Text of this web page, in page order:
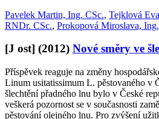
Pavelek Martin, Ing. CSc., Tejklová
RNDr. CSc., Prokopová Miroslava,
[J ost] (2012) Nové směry ve
Příspěvek reaguje na změny
Linum usitatissimum L. pěstovaného v
šlechtění přadného lnu bylo v České
veškerá pozornost se v současnosti
pěstování olejného lnu. Pro zvýšení